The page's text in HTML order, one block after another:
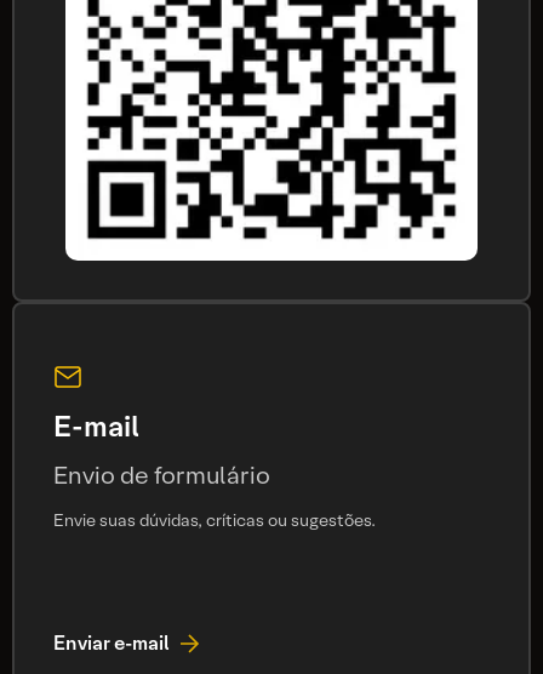
E-mail
Envio de formulário
Envie suas dúvidas, críticas ou sugestões.
Enviar e-mail